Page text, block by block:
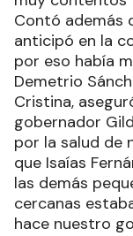
Contó además
anticipó en la
por eso había
Demetrio
Cristina,
gobernador
por la salud de
que Isaías
las demás
cercanas
hace nuestro